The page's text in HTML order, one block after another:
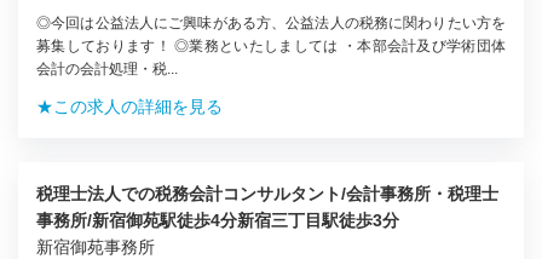
◎今回は公益法人にご興味がある方、公益法人の税務に関わりたい方を
募集しております！ ◎業務といたしましては ・本部会計及び学術団体
会計の会計処理・税...
★この求人の詳細を見る
税理士法人での税務会計コンサルタント/会計事務所・税理士
事務所/新宿御苑駅徒歩4分新宿三丁目駅徒歩3分
新宿御苑事務所